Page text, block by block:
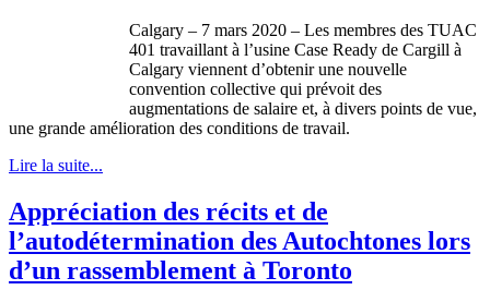
Calgary – 7 mars 2020 – Les membres des TUAC
401 travaillant à l’usine Case Ready de Cargill à
Calgary viennent d’obtenir une nouvelle
convention collective qui prévoit des
augmentations de salaire et, à divers points de vue,
une grande amélioration des conditions de travail.
Lire la suite...
Appréciation des récits et de
l’autodétermination des Autochtones lors
d’un rassemblement à Toronto